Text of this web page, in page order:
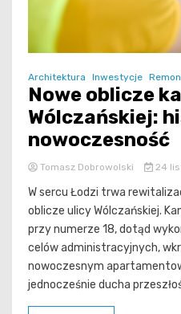
Architektura Inwestycje
Nowe oblicze
Wólczańskiej:
nowoczesność
Tomasz Dobrowolski 24
W sercu Łodzi trwa
oblicze ulicy Wólczańskiej.
przy numerze 18, dotąd
celów administracyjnych,
nowoczesnym
jednocześnie ducha